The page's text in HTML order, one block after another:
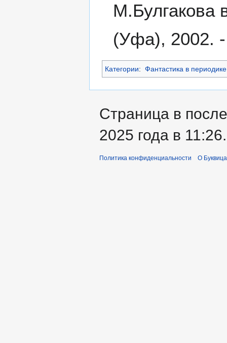
М.Булгакова
(Уфа), 2002.
Категории: Фантастика в периодике
Страница в
2025 года в 11:26.
Политика конфиденциальности О Буквица